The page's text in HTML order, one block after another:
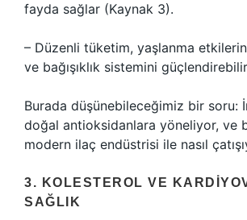
fayda sağlar (Kaynak 3).
– Düzenli tüketim, yaşlanma
ve bağışıklık sistemini
Burada düşünebileceğimiz bir soru:
doğal antioksidanlara yöneliyor, ve
modern ilaç endüstrisi ile nasıl
3. KOLESTEROL VE
SAĞLIK